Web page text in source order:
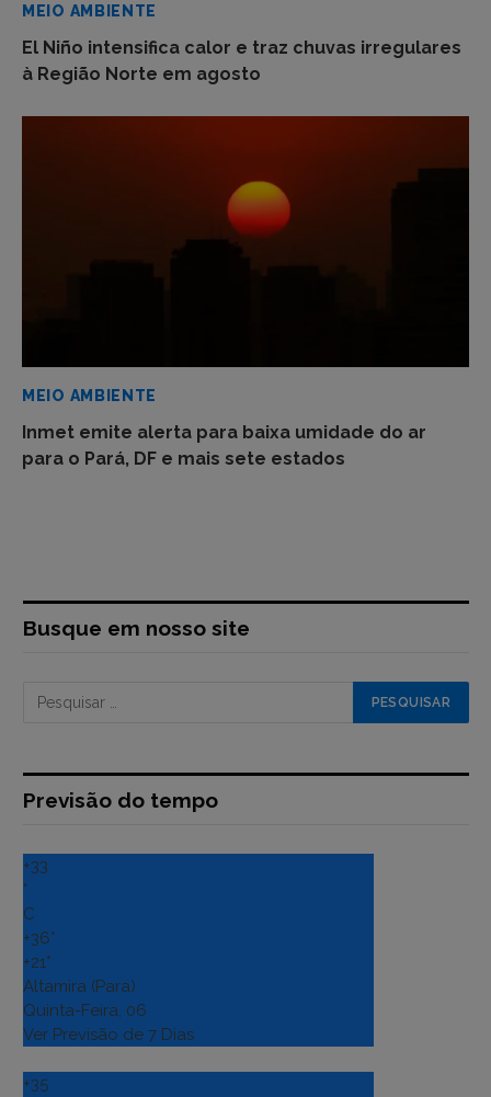
MEIO AMBIENTE
El Niño intensifica calor e traz chuvas irregulares
à Região Norte em agosto
MEIO AMBIENTE
Inmet emite alerta para baixa umidade do ar
para o Pará, DF e mais sete estados
Busque em nosso site
Previsão do tempo
+33
°
C
+36°
+21°
Altamira (Para)
Quinta-Feira, 06
Ver Previsão de 7 Dias
+35